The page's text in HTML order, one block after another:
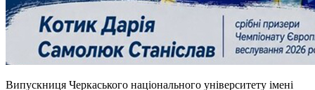
Випускниця Черкаського національного університету імені